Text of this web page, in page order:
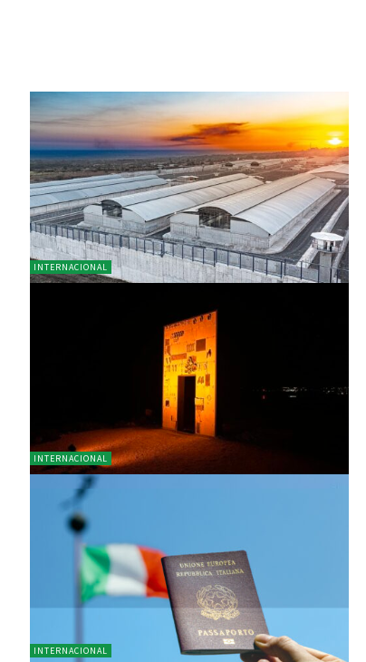
INTERNACIONAL
INTERNACIONAL
INTERNACIONAL